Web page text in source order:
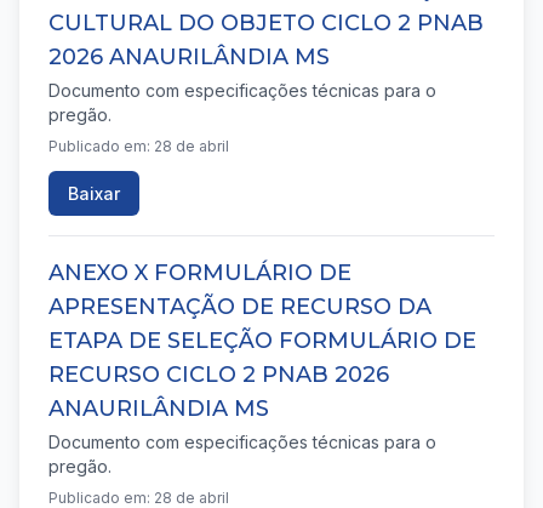
CULTURAL DO OBJETO CICLO 2 PNAB
2026 ANAURILÂNDIA MS
Documento com especificações técnicas para o
pregão.
Publicado em: 28 de abril
Baixar
ANEXO X FORMULÁRIO DE
APRESENTAÇÃO DE RECURSO DA
ETAPA DE SELEÇÃO FORMULÁRIO DE
RECURSO CICLO 2 PNAB 2026
ANAURILÂNDIA MS
Documento com especificações técnicas para o
pregão.
Publicado em: 28 de abril